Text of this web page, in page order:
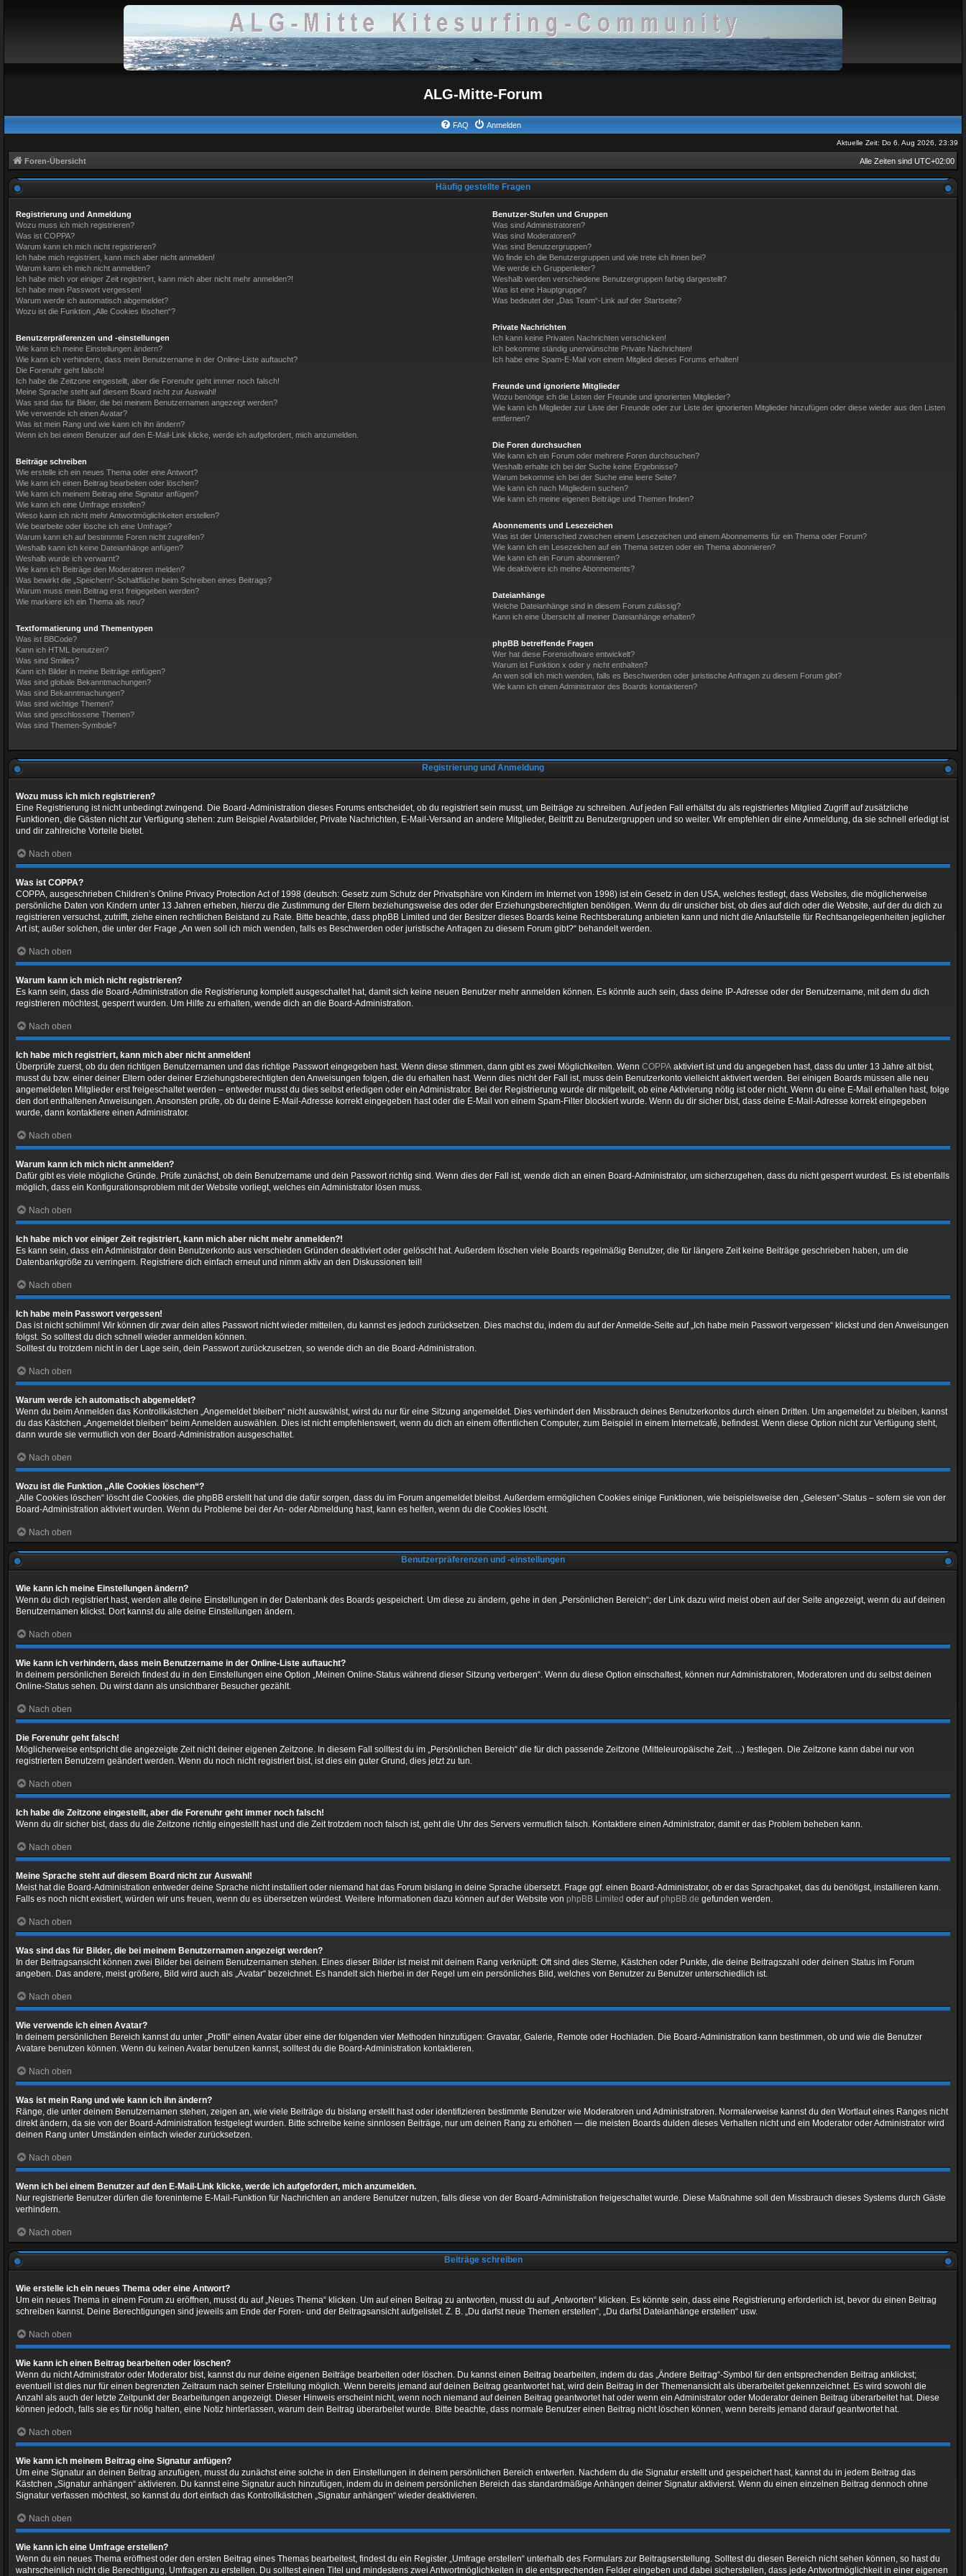
ALG-Mitte-Forum
FAQ Anmelden
Aktuelle Zeit: Do 6. Aug 2026, 23:39
Foren-Übersicht Alle Zeiten sind UTC+02:00
Häufig gestellte Fragen
Registrierung und Anmeldung
Wozu muss ich mich registrieren?
Was ist COPPA?
Warum kann ich mich nicht registrieren?
Ich habe mich registriert, kann mich aber nicht anmelden!
Warum kann ich mich nicht anmelden?
Ich habe mich vor einiger Zeit registriert, kann mich aber nicht mehr anmelden?!
Ich habe mein Passwort vergessen!
Warum werde ich automatisch abgemeldet?
Wozu ist die Funktion „Alle Cookies löschen“?
Benutzerpräferenzen und -einstellungen
Wie kann ich meine Einstellungen ändern?
Wie kann ich verhindern, dass mein Benutzername in der Online-Liste auftaucht?
Die Forenuhr geht falsch!
Ich habe die Zeitzone eingestellt, aber die Forenuhr geht immer noch falsch!
Meine Sprache steht auf diesem Board nicht zur Auswahl!
Was sind das für Bilder, die bei meinem Benutzernamen angezeigt werden?
Wie verwende ich einen Avatar?
Was ist mein Rang und wie kann ich ihn ändern?
Wenn ich bei einem Benutzer auf den E-Mail-Link klicke, werde ich aufgefordert, mich anzumelden.
Beiträge schreiben
Wie erstelle ich ein neues Thema oder eine Antwort?
Wie kann ich einen Beitrag bearbeiten oder löschen?
Wie kann ich meinem Beitrag eine Signatur anfügen?
Wie kann ich eine Umfrage erstellen?
Wieso kann ich nicht mehr Antwortmöglichkeiten erstellen?
Wie bearbeite oder lösche ich eine Umfrage?
Warum kann ich auf bestimmte Foren nicht zugreifen?
Weshalb kann ich keine Dateianhänge anfügen?
Weshalb wurde ich verwarnt?
Wie kann ich Beiträge den Moderatoren melden?
Was bewirkt die „Speichern“-Schaltfläche beim Schreiben eines Beitrags?
Warum muss mein Beitrag erst freigegeben werden?
Wie markiere ich ein Thema als neu?
Textformatierung und Thementypen
Was ist BBCode?
Kann ich HTML benutzen?
Was sind Smilies?
Kann ich Bilder in meine Beiträge einfügen?
Was sind globale Bekanntmachungen?
Was sind Bekanntmachungen?
Was sind wichtige Themen?
Was sind geschlossene Themen?
Was sind Themen-Symbole?
Benutzer-Stufen und Gruppen
Was sind Administratoren?
Was sind Moderatoren?
Was sind Benutzergruppen?
Wo finde ich die Benutzergruppen und wie trete ich ihnen bei?
Wie werde ich Gruppenleiter?
Weshalb werden verschiedene Benutzergruppen farbig dargestellt?
Was ist eine Hauptgruppe?
Was bedeutet der „Das Team“-Link auf der Startseite?
Private Nachrichten
Ich kann keine Privaten Nachrichten verschicken!
Ich bekomme ständig unerwünschte Private Nachrichten!
Ich habe eine Spam-E-Mail von einem Mitglied dieses Forums erhalten!
Freunde und ignorierte Mitglieder
Wozu benötige ich die Listen der Freunde und ignorierten Mitglieder?
Wie kann ich Mitglieder zur Liste der Freunde oder zur Liste der ignorierten Mitglieder hinzufügen oder diese wieder aus den Listen
entfernen?
Die Foren durchsuchen
Wie kann ich ein Forum oder mehrere Foren durchsuchen?
Weshalb erhalte ich bei der Suche keine Ergebnisse?
Warum bekomme ich bei der Suche eine leere Seite?
Wie kann ich nach Mitgliedern suchen?
Wie kann ich meine eigenen Beiträge und Themen finden?
Abonnements und Lesezeichen
Was ist der Unterschied zwischen einem Lesezeichen und einem Abonnements für ein Thema oder Forum?
Wie kann ich ein Lesezeichen auf ein Thema setzen oder ein Thema abonnieren?
Wie kann ich ein Forum abonnieren?
Wie deaktiviere ich meine Abonnements?
Dateianhänge
Welche Dateianhänge sind in diesem Forum zulässig?
Kann ich eine Übersicht all meiner Dateianhänge erhalten?
phpBB betreffende Fragen
Wer hat diese Forensoftware entwickelt?
Warum ist Funktion x oder y nicht enthalten?
An wen soll ich mich wenden, falls es Beschwerden oder juristische Anfragen zu diesem Forum gibt?
Wie kann ich einen Administrator des Boards kontaktieren?
Registrierung und Anmeldung
Wozu muss ich mich registrieren?
Eine Registrierung ist nicht unbedingt zwingend. Die Board-Administration dieses Forums entscheidet, ob du registriert sein musst, um Beiträge zu schreiben. Auf jeden Fall erhältst du als registriertes Mitglied Zugriff auf zusätzliche
Funktionen, die Gästen nicht zur Verfügung stehen: zum Beispiel Avatarbilder, Private Nachrichten, E-Mail-Versand an andere Mitglieder, Beitritt zu Benutzergruppen und so weiter. Wir empfehlen dir eine Anmeldung, da sie schnell erledigt ist
und dir zahlreiche Vorteile bietet.
Nach oben
Was ist COPPA?
COPPA, ausgeschrieben Children’s Online Privacy Protection Act of 1998 (deutsch: Gesetz zum Schutz der Privatsphäre von Kindern im Internet von 1998) ist ein Gesetz in den USA, welches festlegt, dass Websites, die möglicherweise
persönliche Daten von Kindern unter 13 Jahren erheben, hierzu die Zustimmung der Eltern beziehungsweise des oder der Erziehungsberechtigten benötigen. Wenn du dir unsicher bist, ob dies auf dich oder die Website, auf der du dich zu
registrieren versuchst, zutrifft, ziehe einen rechtlichen Beistand zu Rate. Bitte beachte, dass phpBB Limited und der Besitzer dieses Boards keine Rechtsberatung anbieten kann und nicht die Anlaufstelle für Rechtsangelegenheiten jeglicher
Art ist; außer solchen, die unter der Frage „An wen soll ich mich wenden, falls es Beschwerden oder juristische Anfragen zu diesem Forum gibt?“ behandelt werden.
Nach oben
Warum kann ich mich nicht registrieren?
Es kann sein, dass die Board-Administration die Registrierung komplett ausgeschaltet hat, damit sich keine neuen Benutzer mehr anmelden können. Es könnte auch sein, dass deine IP-Adresse oder der Benutzername, mit dem du dich
registrieren möchtest, gesperrt wurden. Um Hilfe zu erhalten, wende dich an die Board-Administration.
Nach oben
Ich habe mich registriert, kann mich aber nicht anmelden!
Überprüfe zuerst, ob du den richtigen Benutzernamen und das richtige Passwort eingegeben hast. Wenn diese stimmen, dann gibt es zwei Möglichkeiten. Wenn COPPA aktiviert ist und du angegeben hast, dass du unter 13 Jahre alt bist,
musst du bzw. einer deiner Eltern oder deiner Erziehungsberechtigten den Anweisungen folgen, die du erhalten hast. Wenn dies nicht der Fall ist, muss dein Benutzerkonto vielleicht aktiviert werden. Bei einigen Boards müssen alle neu
angemeldeten Mitglieder erst freigeschaltet werden – entweder musst du dies selbst erledigen oder ein Administrator. Bei der Registrierung wurde dir mitgeteilt, ob eine Aktivierung nötig ist oder nicht. Wenn du eine E-Mail erhalten hast, folge
den dort enthaltenen Anweisungen. Ansonsten prüfe, ob du deine E-Mail-Adresse korrekt eingegeben hast oder die E-Mail von einem Spam-Filter blockiert wurde. Wenn du dir sicher bist, dass deine E-Mail-Adresse korrekt eingegeben
wurde, dann kontaktiere einen Administrator.
Nach oben
Warum kann ich mich nicht anmelden?
Dafür gibt es viele mögliche Gründe. Prüfe zunächst, ob dein Benutzername und dein Passwort richtig sind. Wenn dies der Fall ist, wende dich an einen Board-Administrator, um sicherzugehen, dass du nicht gesperrt wurdest. Es ist ebenfalls
möglich, dass ein Konfigurationsproblem mit der Website vorliegt, welches ein Administrator lösen muss.
Nach oben
Ich habe mich vor einiger Zeit registriert, kann mich aber nicht mehr anmelden?!
Es kann sein, dass ein Administrator dein Benutzerkonto aus verschieden Gründen deaktiviert oder gelöscht hat. Außerdem löschen viele Boards regelmäßig Benutzer, die für längere Zeit keine Beiträge geschrieben haben, um die
Datenbankgröße zu verringern. Registriere dich einfach erneut und nimm aktiv an den Diskussionen teil!
Nach oben
Ich habe mein Passwort vergessen!
Das ist nicht schlimm! Wir können dir zwar dein altes Passwort nicht wieder mitteilen, du kannst es jedoch zurücksetzen. Dies machst du, indem du auf der Anmelde-Seite auf „Ich habe mein Passwort vergessen“ klickst und den Anweisungen
folgst. So solltest du dich schnell wieder anmelden können.
Solltest du trotzdem nicht in der Lage sein, dein Passwort zurückzusetzen, so wende dich an die Board-Administration.
Nach oben
Warum werde ich automatisch abgemeldet?
Wenn du beim Anmelden das Kontrollkästchen „Angemeldet bleiben“ nicht auswählst, wirst du nur für eine Sitzung angemeldet. Dies verhindert den Missbrauch deines Benutzerkontos durch einen Dritten. Um angemeldet zu bleiben, kannst
du das Kästchen „Angemeldet bleiben“ beim Anmelden auswählen. Dies ist nicht empfehlenswert, wenn du dich an einem öffentlichen Computer, zum Beispiel in einem Internetcafé, befindest. Wenn diese Option nicht zur Verfügung steht,
dann wurde sie vermutlich von der Board-Administration ausgeschaltet.
Nach oben
Wozu ist die Funktion „Alle Cookies löschen“?
„Alle Cookies löschen“ löscht die Cookies, die phpBB erstellt hat und die dafür sorgen, dass du im Forum angemeldet bleibst. Außerdem ermöglichen Cookies einige Funktionen, wie beispielsweise den „Gelesen“-Status – sofern sie von der
Board-Administration aktiviert wurden. Wenn du Probleme bei der An- oder Abmeldung hast, kann es helfen, wenn du die Cookies löscht.
Nach oben
Benutzerpräferenzen und -einstellungen
Wie kann ich meine Einstellungen ändern?
Wenn du dich registriert hast, werden alle deine Einstellungen in der Datenbank des Boards gespeichert. Um diese zu ändern, gehe in den „Persönlichen Bereich“; der Link dazu wird meist oben auf der Seite angezeigt, wenn du auf deinen
Benutzernamen klickst. Dort kannst du alle deine Einstellungen ändern.
Nach oben
Wie kann ich verhindern, dass mein Benutzername in der Online-Liste auftaucht?
In deinem persönlichen Bereich findest du in den Einstellungen eine Option „Meinen Online-Status während dieser Sitzung verbergen“. Wenn du diese Option einschaltest, können nur Administratoren, Moderatoren und du selbst deinen
Online-Status sehen. Du wirst dann als unsichtbarer Besucher gezählt.
Nach oben
Die Forenuhr geht falsch!
Möglicherweise entspricht die angezeigte Zeit nicht deiner eigenen Zeitzone. In diesem Fall solltest du im „Persönlichen Bereich“ die für dich passende Zeitzone (Mitteleuropäische Zeit, ...) festlegen. Die Zeitzone kann dabei nur von
registrierten Benutzern geändert werden. Wenn du noch nicht registriert bist, ist dies ein guter Grund, dies jetzt zu tun.
Nach oben
Ich habe die Zeitzone eingestellt, aber die Forenuhr geht immer noch falsch!
Wenn du dir sicher bist, dass du die Zeitzone richtig eingestellt hast und die Zeit trotzdem noch falsch ist, geht die Uhr des Servers vermutlich falsch. Kontaktiere einen Administrator, damit er das Problem beheben kann.
Nach oben
Meine Sprache steht auf diesem Board nicht zur Auswahl!
Meist hat die Board-Administration entweder deine Sprache nicht installiert oder niemand hat das Forum bislang in deine Sprache übersetzt. Frage ggf. einen Board-Administrator, ob er das Sprachpaket, das du benötigst, installieren kann.
Falls es noch nicht existiert, würden wir uns freuen, wenn du es übersetzen würdest. Weitere Informationen dazu können auf der Website von phpBB Limited oder aufphpBB.de gefunden werden.
Nach oben
Was sind das für Bilder, die bei meinem Benutzernamen angezeigt werden?
In der Beitragsansicht können zwei Bilder bei deinem Benutzernamen stehen. Eines dieser Bilder ist meist mit deinem Rang verknüpft: Oft sind dies Sterne, Kästchen oder Punkte, die deine Beitragszahl oder deinen Status im Forum
angeben. Das andere, meist größere, Bild wird auch als „Avatar“ bezeichnet. Es handelt sich hierbei in der Regel um ein persönliches Bild, welches von Benutzer zu Benutzer unterschiedlich ist.
Nach oben
Wie verwende ich einen Avatar?
In deinem persönlichen Bereich kannst du unter „Profil“ einen Avatar über eine der folgenden vier Methoden hinzufügen: Gravatar, Galerie, Remote oder Hochladen. Die Board-Administration kann bestimmen, ob und wie die Benutzer
Avatare benutzen können. Wenn du keinen Avatar benutzen kannst, solltest du die Board-Administration kontaktieren.
Nach oben
Was ist mein Rang und wie kann ich ihn ändern?
Ränge, die unter deinem Benutzernamen stehen, zeigen an, wie viele Beiträge du bislang erstellt hast oder identifizieren bestimmte Benutzer wie Moderatoren und Administratoren. Normalerweise kannst du den Wortlaut eines Ranges nicht
direkt ändern, da sie von der Board-Administration festgelegt wurden. Bitte schreibe keine sinnlosen Beiträge, nur um deinen Rang zu erhöhen — die meisten Boards dulden dieses Verhalten nicht und ein Moderator oder Administrator wird
deinen Rang unter Umständen einfach wieder zurücksetzen.
Nach oben
Wenn ich bei einem Benutzer auf den E-Mail-Link klicke, werde ich aufgefordert, mich anzumelden.
Nur registrierte Benutzer dürfen die foreninterne E-Mail-Funktion für Nachrichten an andere Benutzer nutzen, falls diese von der Board-Administration freigeschaltet wurde. Diese Maßnahme soll den Missbrauch dieses Systems durch Gäste
verhindern.
Nach oben
Beiträge schreiben
Wie erstelle ich ein neues Thema oder eine Antwort?
Um ein neues Thema in einem Forum zu eröffnen, musst du auf „Neues Thema“ klicken. Um auf einen Beitrag zu antworten, musst du auf „Antworten“ klicken. Es könnte sein, dass eine Registrierung erforderlich ist, bevor du einen Beitrag
schreiben kannst. Deine Berechtigungen sind jeweils am Ende der Foren- und der Beitragsansicht aufgelistet. Z. B. „Du darfst neue Themen erstellen“, „Du darfst Dateianhänge erstellen“ usw.
Nach oben
Wie kann ich einen Beitrag bearbeiten oder löschen?
Wenn du nicht Administrator oder Moderator bist, kannst du nur deine eigenen Beiträge bearbeiten oder löschen. Du kannst einen Beitrag bearbeiten, indem du das „Ändere Beitrag“-Symbol für den entsprechenden Beitrag anklickst;
eventuell ist dies nur für einen begrenzten Zeitraum nach seiner Erstellung möglich. Wenn bereits jemand auf deinen Beitrag geantwortet hat, wird dein Beitrag in der Themenansicht als überarbeitet gekennzeichnet. Es wird sowohl die
Anzahl als auch der letzte Zeitpunkt der Bearbeitungen angezeigt. Dieser Hinweis erscheint nicht, wenn noch niemand auf deinen Beitrag geantwortet hat oder wenn ein Administrator oder Moderator deinen Beitrag überarbeitet hat. Diese
können jedoch, falls sie es für nötig halten, eine Notiz hinterlassen, warum dein Beitrag überarbeitet wurde. Bitte beachte, dass normale Benutzer einen Beitrag nicht löschen können, wenn bereits jemand darauf geantwortet hat.
Nach oben
Wie kann ich meinem Beitrag eine Signatur anfügen?
Um eine Signatur an deinen Beitrag anzufügen, musst du zunächst eine solche in den Einstellungen in deinem persönlichen Bereich entwerfen. Nachdem du die Signatur erstellt und gespeichert hast, kannst du in jedem Beitrag das
Kästchen „Signatur anhängen“ aktivieren. Du kannst eine Signatur auch hinzufügen, indem du in deinem persönlichen Bereich das standardmäßige Anhängen deiner Signatur aktivierst. Wenn du einen einzelnen Beitrag dennoch ohne
Signatur verfassen möchtest, so kannst du dort einfach das Kontrollkästchen „Signatur anhängen“ wieder deaktivieren.
Nach oben
Wie kann ich eine Umfrage erstellen?
Wenn du ein neues Thema eröffnest oder den ersten Beitrag eines Themas bearbeitest, findest du ein Register „Umfrage erstellen“ unterhalb des Formulars zur Beitragserstellung. Solltest du diesen Bereich nicht sehen können, so hast du
wahrscheinlich nicht die Berechtigung, Umfragen zu erstellen. Du solltest einen Titel und mindestens zwei Antwortmöglichkeiten in die entsprechenden Felder eingeben und dabei sicherstellen, dass jede Antwortmöglichkeit in einer eigenen